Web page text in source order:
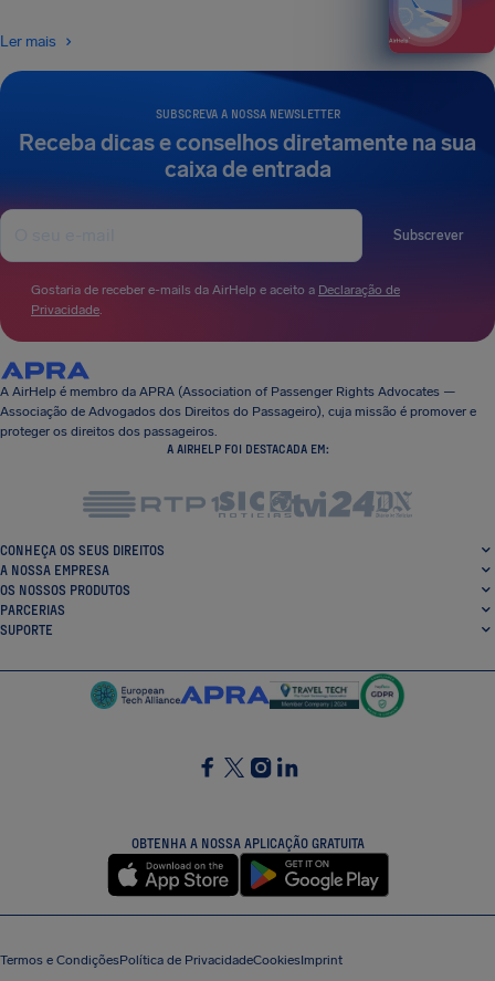
SUBSCREVA A NOSSA NEWSLETTER
Receba dicas e conselhos diretamente na sua
caixa de entrada
Subscrever
Gostaria de receber e-mails da AirHelp e aceito a Declaração de
Privacidade.
Ler mais
A AirHelp é membro da APRA (Association of Passenger Rights Advocates —
Associação de Advogados dos Direitos do Passageiro), cuja missão é promover e
proteger os direitos dos passageiros.
A AIRHELP FOI DESTACADA EM:
CONHEÇA OS SEUS DIREITOS
A NOSSA EMPRESA
OS NOSSOS PRODUTOS
PARCERIAS
SUPORTE
OBTENHA A NOSSA APLICAÇÃO GRATUITA
Termos e CondiçõesPolítica de PrivacidadeCookiesImprint